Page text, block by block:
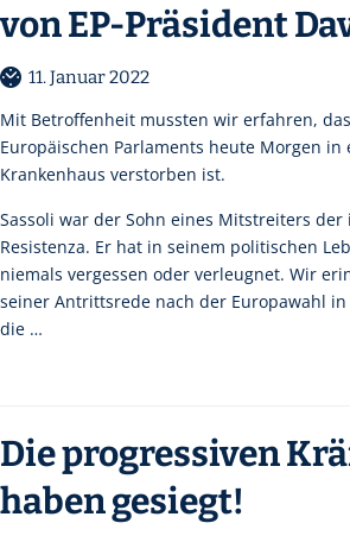
von EP-Präsident
11. Januar 2022
Mit Betroffenheit mussten wir erfahren,
Europäischen Parlaments heute Morgen
Krankenhaus verstorben ist.
Sassoli war der Sohn eines Mitstreiters der
Resistenza. Er hat in seinem politischen
niemals vergessen oder verleugnet. Wir
seiner Antrittsrede nach der Europawahl
die …
Die progressiven
haben gesiegt!